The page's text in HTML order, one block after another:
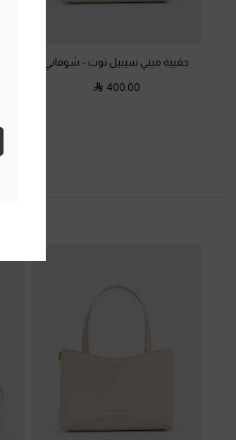
حقيبة ميني سيبيل توت - شوفاني
400.00